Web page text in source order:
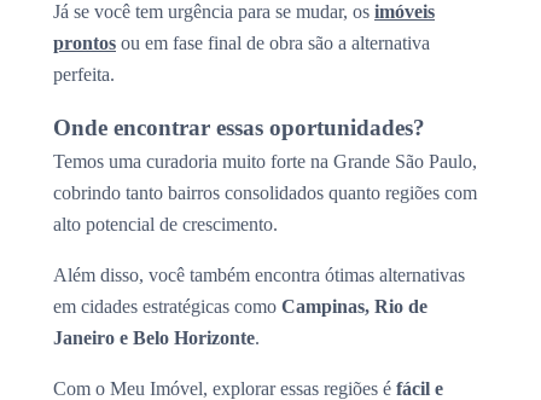
Já se você tem urgência para se mudar, os imóveis
prontos ou em fase final de obra são a alternativa
perfeita.
Onde encontrar essas oportunidades?
Temos uma curadoria muito forte na Grande São Paulo,
cobrindo tanto bairros consolidados quanto regiões com
alto potencial de crescimento.
Além disso, você também encontra ótimas alternativas
em cidades estratégicas como Campinas, Rio de
Janeiro e Belo Horizonte.
Com o Meu Imóvel, explorar essas regiões é fácil e